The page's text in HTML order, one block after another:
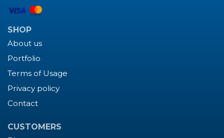
SHOP
About us
Portfolio
Terms of Usage
Privacy policy
Contact
CUSTOMERS